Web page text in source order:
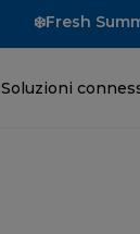
❄️Fresh
Soluzioni